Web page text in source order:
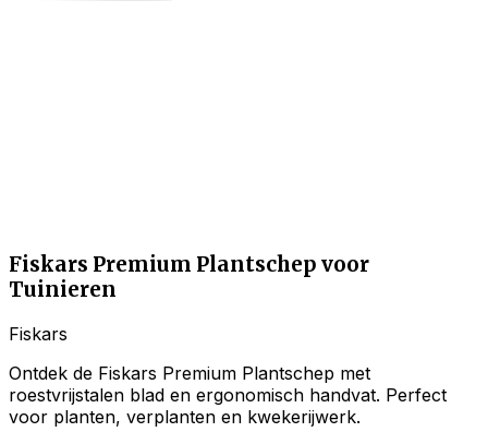
Fiskars Premium Plantschep voor
Tuinieren
Fiskars
Ontdek de Fiskars Premium Plantschep met
roestvrijstalen blad en ergonomisch handvat. Perfect
voor planten, verplanten en kwekerijwerk.